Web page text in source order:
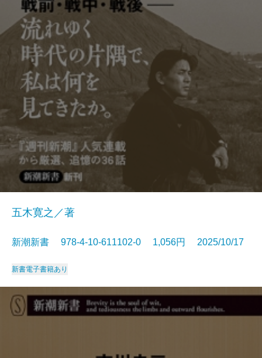
五木寛之／著
新潮新書 978-4-10-611102-0 1,056円 2025/10/17
新書電子書籍あり